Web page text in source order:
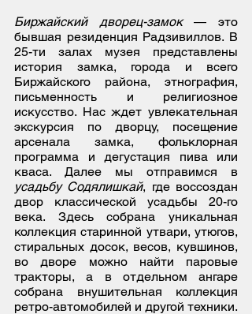
Биржайский дворец-замок— это
бывшая резиденция Радзивиллов. В
25-ти залах музея представлены
история замка, города и всего
Биржайского района, этнография,
письменность и религиозное
искусство. Нас ждет увлекательная
экскурсия по дворцу, посещение
арсенала замка, фольклорная
программа и дегустация пива или
кваса. Далее мы отправимся в
усадьбу Содялишкай, где воссоздан
двор классической усадьбы 20-го
века. Здесь собрана уникальная
коллекция старинной утвари, утюгов,
стиральных досок, весов, кувшинов,
во дворе можно найти паровые
тракторы, а в отдельном ангаре
собрана внушительная коллекция
ретро-автомобилей и другой техники.